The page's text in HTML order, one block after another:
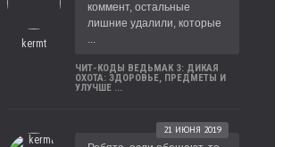
kermt
коммент, остальные
лишние удалили, которые
...
ЧИТ-КОДЫ ВЕДЬМАК 3: ДИКАЯ
ОХОТА: ЗДОРОВЬЕ, ПРЕДМЕТЫ И
УЛУЧШЕ ...
21 ИЮНЯ 2019